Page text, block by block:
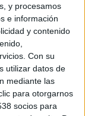
y procesamos
e información
y contenido
Con su
utilizar datos de
mediante las
para otorgarnos
socios para
pocos a
de
se celebra